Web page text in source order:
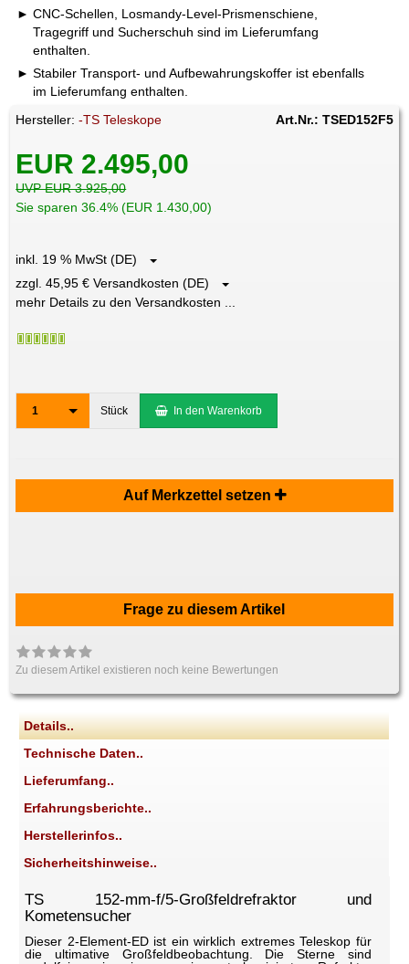
CNC-Schellen, Losmandy-Level-Prismenschiene,
Tragegriff und Sucherschuh sind im Lieferumfang
enthalten.
Stabiler Transport- und Aufbewahrungskoffer ist ebenfalls
im Lieferumfang enthalten.
Hersteller:-TS Teleskope Art.Nr.: TSED152F5
EUR 2.495,00
UVP EUR 3.925,00
Sie sparen 36.4% (EUR 1.430,00)
inkl. 19 % MwSt (DE)
zzgl. 45,95 € Versandkosten (DE)
mehr Details zu den Versandkosten ...
1 Stück In den Warenkorb
Auf Merkzettel setzen
Frage zu diesem Artikel
Zu diesem Artikel existieren noch keine Bewertungen
Details..
Technische Daten..
Lieferumfang..
Erfahrungsberichte..
Herstellerinfos..
Sicherheitshinweise..
TS 152-mm-f/5-Großfeldrefraktor und
Kometensucher
Dieser 2-Element-ED ist ein wirklich extremes Teleskop für
die ultimative Großfeldbeobachtung. Die Sterne sind